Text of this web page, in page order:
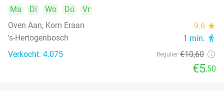
Ma Di Wo Do
Vr
Oven Aan, Kom Eraan
9.6 star
's-Hertogenbosch 1 min. directions_walk
Verkocht: 4.075 Regulier €10,60
€5,50